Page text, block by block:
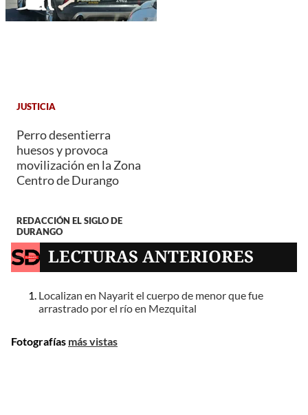
JUSTICIA
Perro desentierra
huesos y provoca
movilización en la Zona
Centro de Durango
REDACCIÓN EL SIGLO DE
DURANGO
LECTURAS ANTERIORES
Localizan en Nayarit el cuerpo de menor que fue
arrastrado por el río en Mezquital
Fotografías más vistas